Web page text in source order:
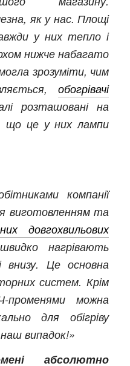
як у нас. Площі
у них тепло і
нижче набагато
зрозуміти, чим
обогрівачі
розташовані на
що це у них лампи
компанії
виготовленням та
довгохвильових
нагрівають
внизу. Це основна
систем. Крім
променями можна
для обігріву
випадок!»
абсолютно